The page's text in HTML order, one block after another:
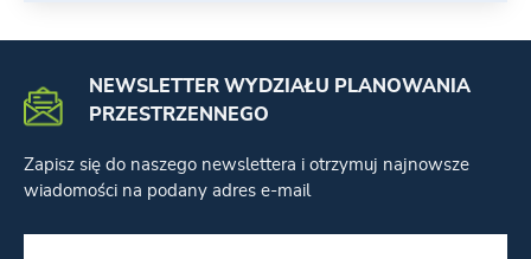
NEWSLETTER WYDZIAŁU PLANOWANIA
PRZESTRZENNEGO
Zapisz się do naszego newslettera i otrzymuj najnowsze
wiadomości na podany adres e-mail